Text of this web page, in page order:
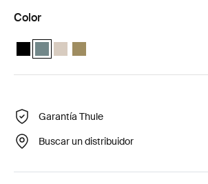
Color
Thule Yepp 2 maxi Negro medianoche
Thule Yepp 2 maxi Azul medio (selected)
Thule Yepp 2 maxi Arena suave
Thule Yepp 2 maxi Verde nutria
Garantía Thule
Buscar un distribuidor